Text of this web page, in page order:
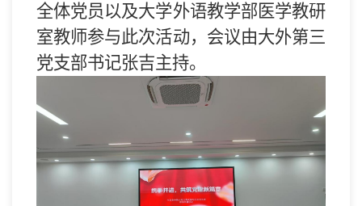
全体党员以及大学外语教学部医学教研
室教师参与此次活动， 会议由大外第三
党支部书记张吉主持。